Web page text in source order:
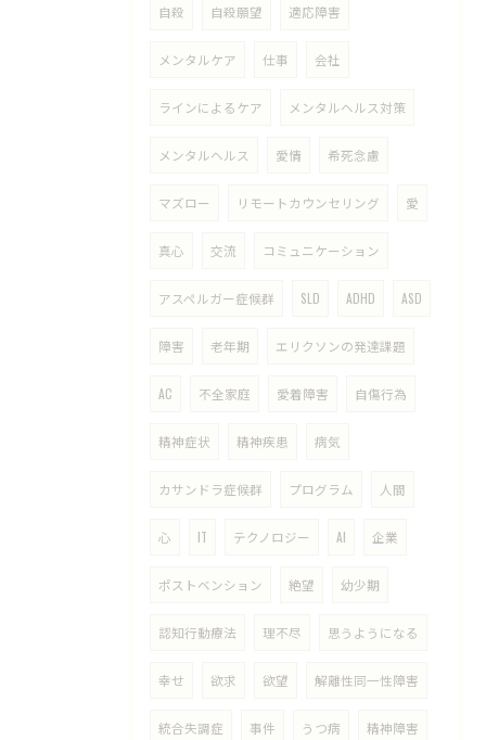
自殺 自殺願望 適応障害
メンタルケア 仕事 会社
ラインによるケア メンタルヘルス対策
メンタルヘルス 愛情 希死念慮
マズロー リモートカウンセリング 愛
真心 交流 コミュニケーション
アスペルガー症候群 SLD ADHD ASD
障害 老年期 エリクソンの発達課題
AC 不全家庭 愛着障害 自傷行為
精神症状 精神疾患 病気
カサンドラ症候群 プログラム 人間
心 IT テクノロジー AI 企業
ポストベンション 絶望 幼少期
認知行動療法 理不尽 思うようになる
幸せ 欲求 欲望 解離性同一性障害
統合失調症 事件 うつ病 精神障害